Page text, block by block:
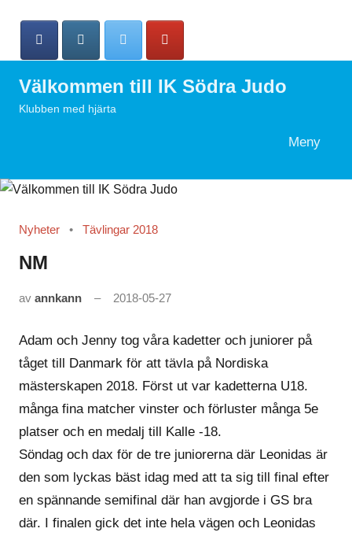
Välkommen till IK Södra Judo
Klubben med hjärta
Meny
Nyheter Tävlingar 2018
NM
av annkann 2018-05-27
Adam och Jenny tog våra kadetter och juniorer på
tåget till Danmark för att tävla på Nordiska
mästerskapen 2018. Först ut var kadetterna U18.
många fina matcher vinster och förluster många 5e
platser och en medalj till Kalle -18.
Söndag och dax för de tre juniorerna där Leonidas är
den som lyckas bäst idag med att ta sig till final efter
en spännande semifinal där han avgjorde i GS bra
där. I finalen gick det inte hela vägen och Leonidas